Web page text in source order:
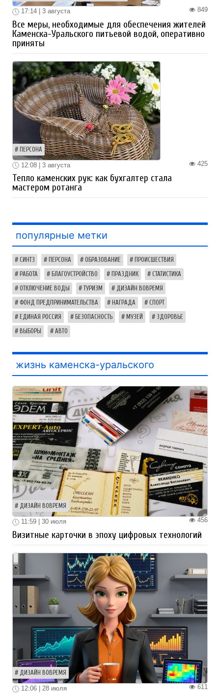
849
17:14 | 3 августа
Все меры, необходимые для обеспечения жителей
Каменска-Уральского питьевой водой, оперативно
приняты
ПЕРСОНА
425
12:08 | 3 августа
Тепло каменских рук: как бухгалтер стала
мастером ротанга
популярные метки
СИНТЗ ПЕРСОНА ОБРАЗОВАНИЕ ПРОИСШЕСТВИЯ
РАБОТА БЛАГОУСТРОЙСТВО ПРАЗДНИК СТАТИСТИКА
ОТКЛЮЧЕНИЕ ВОДЫ ТУРИЗМ ДИЗАЙН ВОВРЕМЯ
ФОНД ПРЕДПРИНИМАТЕЛЬСТВА НАГРАДА СПОРТ
ЕДИНАЯ РОССИЯ БЕЗОПАСНОСТЬ МУЗЕЙ ЗДОРОВЬЕ
ВЫБОРЫ АВТО
жизнь каменска-уральского
ДИЗАЙН ВОВРЕМЯ
456
11:59 | 30 июля
Визитные карточки в эпоху цифровых технологий
ДИЗАЙН ВОВРЕМЯ
611
12:06 | 28 июля